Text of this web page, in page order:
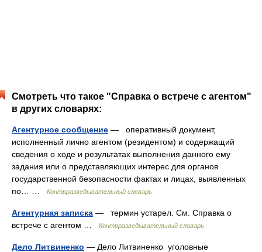
Смотреть что такое "Справка о встрече с агентом"
в других словарях:
Агентурное сообщение — оперативный документ,
исполненный лично агентом (резидентом) и содержащий
сведения о ходе и результатах выполнения данного ему
задания или о представляющих интерес для органов
государственной безопасности фактах и лицах, выявленных
по… …
Контрразведывательный словарь
Агентурная записка — термин устарел. См. Справка о
встрече с агентом …
Контрразведывательный словарь
Дело Литвиненко — Дело Литвиненко уголовные